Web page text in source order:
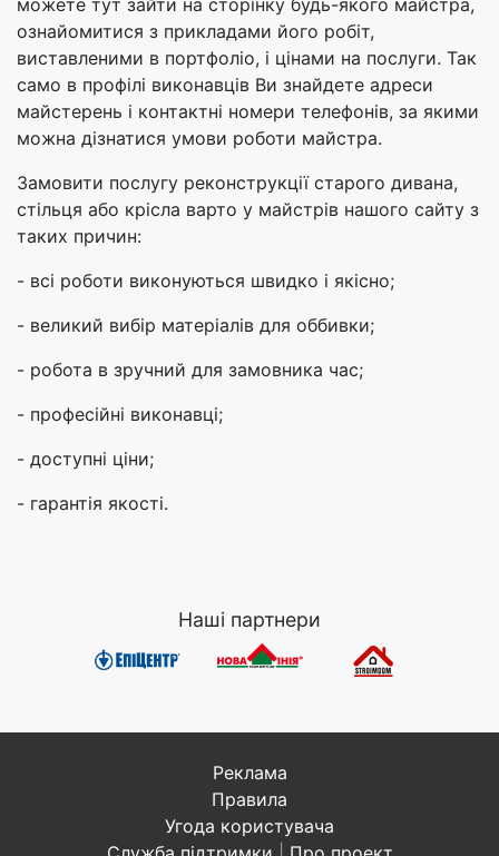
ознайомитися з прикладами його робіт,
виставленими в портфоліо, і цінами на послуги. Так
само в профілі виконавців Ви знайдете адреси
майстерень і контактні номери телефонів, за якими
можна дізнатися умови роботи майстра.
Замовити послугу реконструкції старого дивана,
стільця або крісла варто у майстрів нашого сайту з
таких причин:
- всі роботи виконуються швидко і якісно;
- великий вибір матеріалів для оббивки;
- робота в зручний для замовника час;
- професійні виконавці;
- доступні ціни;
- гарантія якості.
Наші партнери
Реклама
Правила
Угода користувача